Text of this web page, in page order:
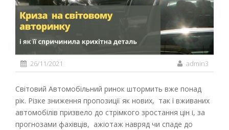
26/11/2021 admin3
Світовий Автомобільний ринок штормить вже понад
рік. Різке зниження пропозиції як нових, так і вживаних
автомобілів призвело до стрімкого зростання цін і, за
прогнозами фахівців, ажіотаж навряд чи спаде до